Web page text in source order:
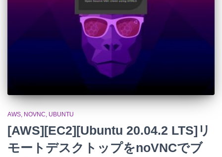
AWS NOVNC UBUNTU
[AWS][EC2][Ubuntu 20.04.2 LTS]リ
モートデスクトップをnoVNCでブ